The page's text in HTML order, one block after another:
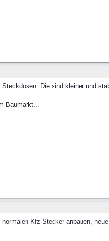
Steckdosen. Die sind kleiner und
Baumarkt...
Kfz-Stecker anbauen,